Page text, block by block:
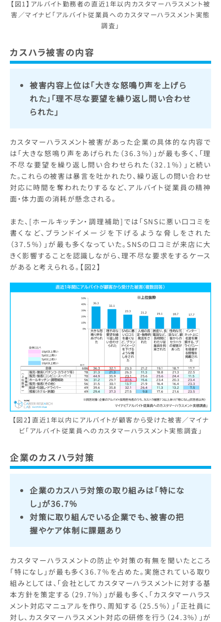
【図1】アルバイト勤務者の直近1年以内カスタマーハラスメント被
害／マイナビ「アルバイト従業員へのカスタマーハラスメント実態
調査」
カスハラ被害の内容
被害内容上位は「大きな怒鳴り声を上げら
れた」「理不尽な要望を繰り返し問い合わせ
られた」
カスタマーハラスメント被害があった企業の具体的な内容で
は「大きな怒鳴り声をあげられた（36.3％）」が最も多く、「理
不尽な要望を繰り返し問い合わせられた（32.1％）」と続い
た。これらの被害は暴言を吐かれたり、繰り返しの問い合わせ
対応に時間を奪われたりするなど、アルバイト従業員の精神
面・体力面の消耗が懸念される。
また、[ホールキッチン・調理補助]では「SNSに悪い口コミを
書くなど、ブランドイメージを下げるような脅しをされた
（37.5％）」が最も多くなっていた。SNSの口コミが来店に大
きく影響することを認識しながら、理不尽な要求をするケース
があると考えられる。【図2】
【図2】直近1年以内にアルバイトが顧客から受けた被害／マイナ
ビ「アルバイト従業員へのカスタマーハラスメント実態調査」
企業のカスハラ対策
企業のカスハラ対策の取り組みは「特にな
し」が36.7％
対策に取り組んでいる企業でも、被害の把
握やケア体制に課題あり
カスタマーハラスメントの防止や対策の有無を聞いたところ
「特になし」が最も多く36.7％を占めた。実施されている取り
組みとしては、「会社としてカスタマーハラスメントに対する基
本方針を策定する（29.7％）」が最も多く、「カスタマーハラス
メント対応マニュアルを作り、周知する（25.5％）」「正社員に
対し、カスタマーハラスメント対応の研修を行う（24.3%）」が